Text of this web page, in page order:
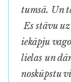
tumsā. Un
Es stāvu
iekāpju
lielas un
noskūpstu